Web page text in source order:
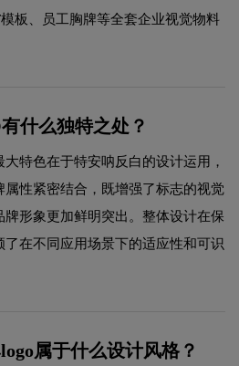
板、员工胸牌等全套企业视觉物料
什么独特之处？
特色在于特安呐反白的设计运用，
性紧密结合，既增强了标志的视觉
形象更加鲜明突出。整体设计在保
在不同应用场景下的适应性和可识
属于什么设计风格？